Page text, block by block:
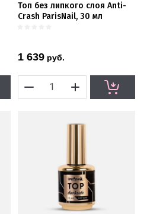
Топ без липкого слоя Anti-
Crash ParisNail, 30 мл
1 639 руб.